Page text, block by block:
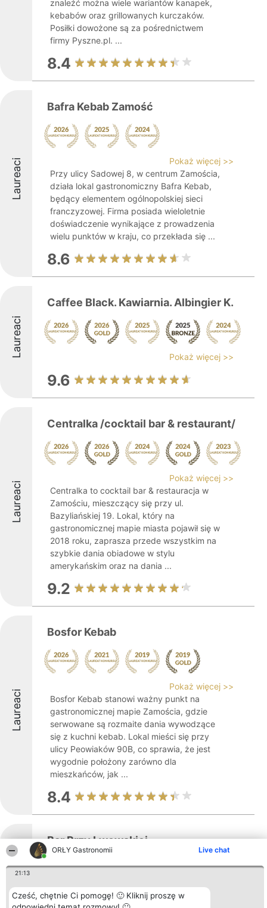
ORŁY Gastronomii Live chat
21:13
Cześć, chętnie Ci pomogę! 🙂 Kliknij proszę w
znaleźć można wiele wariantów kanapek,
kebabów oraz grillowanych kurczaków.
Posiłki dowożone są za pośrednictwem
firmy Pyszne.pl. ...
8.4
Laureaci
Bafra Kebab Zamość
Pokaż więcej >>
Przy ulicy Sadowej 8, w centrum Zamościa,
działa lokal gastronomiczny Bafra Kebab,
będący elementem ogólnopolskiej sieci
franczyzowej. Firma posiada wieloletnie
doświadczenie wynikające z prowadzenia
wielu punktów w kraju, co przekłada się ...
8.6
Laureaci
Caffee Black. Kawiarnia. Albingier K.
Pokaż więcej >>
9.6
Laureaci
Centralka /cocktail bar & restaurant/
Pokaż więcej >>
Centralka to cocktail bar & restauracja w
Zamościu, mieszczący się przy ul.
Bazyliańskiej 19. Lokal, który na
gastronomicznej mapie miasta pojawił się w
2018 roku, zaprasza przede wszystkim na
szybkie dania obiadowe w stylu
amerykańskim oraz na dania ...
9.2
Laureaci
Bosfor Kebab
Pokaż więcej >>
Bosfor Kebab stanowi ważny punkt na
gastronomicznej mapie Zamościa, gdzie
serwowane są rozmaite dania wywodzące
się z kuchni kebab. Lokal mieści się przy
ulicy Peowiaków 90B, co sprawia, że jest
wygodnie położony zarówno dla
mieszkańców, jak ...
8.4
Bar Przy Lwowskiej
Pokaż więcej >>